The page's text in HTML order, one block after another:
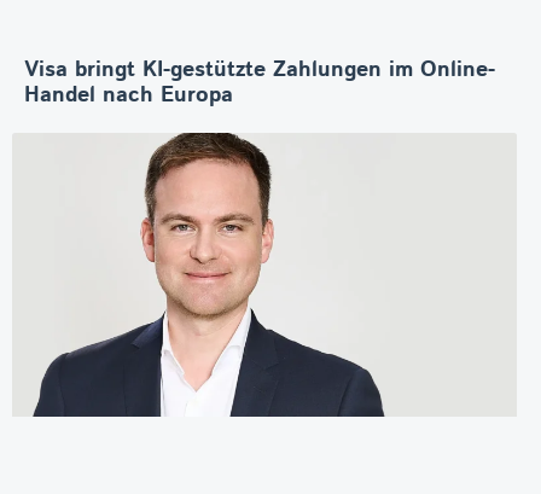
Visa bringt KI-gestützte Zahlungen im Online-
Handel nach Europa